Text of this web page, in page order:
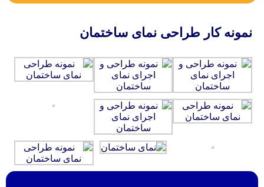
نمونه کار طراحی نمای ساختمان